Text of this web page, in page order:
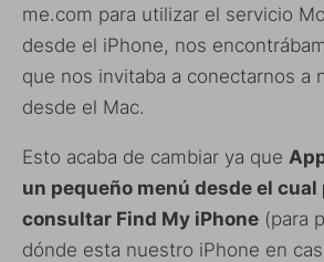
me.com para utilizar el servicio
desde el iPhone, nos
que nos invitaba a conectarnos a
desde el Mac.
Esto acaba de cambiar ya que
un pequeño menú desde el cual
consultar Find My iPhone (para
dónde esta nuestro iPhone en